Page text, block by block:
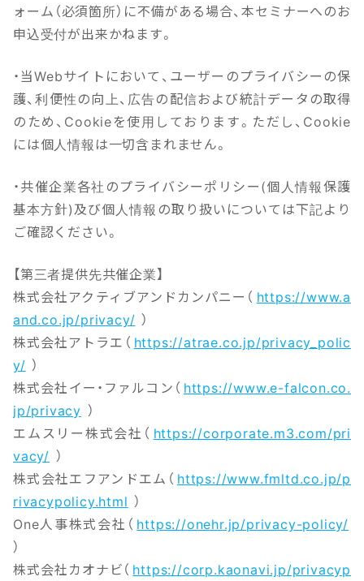
ォーム（必須箇所）に不備がある場合、本セミナーへのお
申込受付が出来かねます。
・当Webサイトにおいて、ユーザーのプライバシーの保
護、利便性の向上、広告の配信および統計データの取得
のため、Cookieを使用しております。ただし、Cookie
には個人情報は一切含まれません。
・共催企業各社のプライバシーポリシー(個人情報保護
基本方針)及び個人情報の取り扱いについては下記より
ご確認ください。
【第三者提供先共催企業】
株式会社アクティブアンドカンパニー（ https://www.a
and.co.jp/privacy/ ）
株式会社アトラエ（ https://atrae.co.jp/privacy_polic
y/ ）
株式会社イー・ファルコン（ https://www.e-falcon.co.
jp/privacy ）
エムスリー株式会社（ https://corporate.m3.com/pri
vacy/ ）
株式会社エフアンドエム（ https://www.fmltd.co.jp/p
rivacypolicy.html ）
One人事株式会社（ https://onehr.jp/privacy-policy/
）
株式会社カオナビ（ https://corp.kaonavi.jp/privacyp